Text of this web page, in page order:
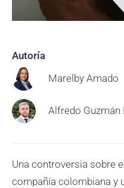
Autoría
Marelby Amado
Alfredo Guzmán
Una controversia sobre
compañía colombiana y